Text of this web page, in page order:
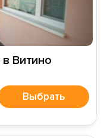
Витино
Выбрать